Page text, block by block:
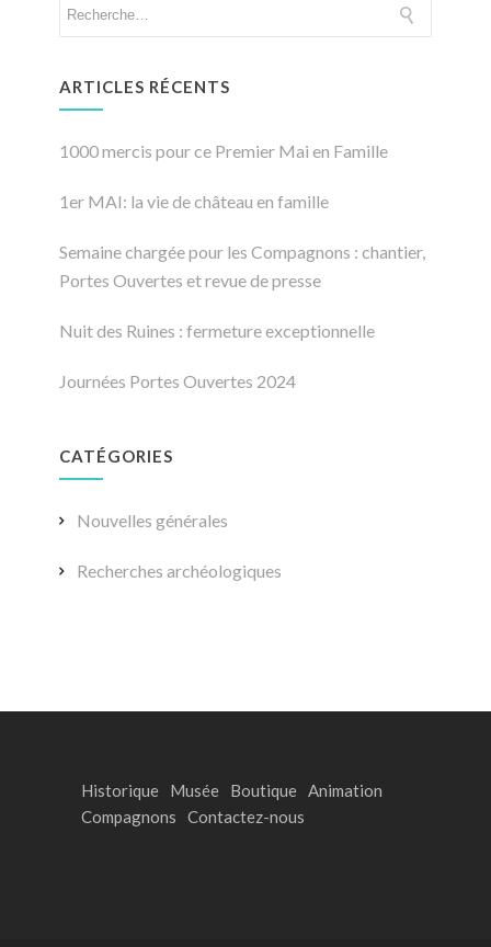
ARTICLES RÉCENTS
1000 mercis pour ce Premier Mai en Famille
1er MAI: la vie de château en famille
Semaine chargée pour les Compagnons : chantier,
Portes Ouvertes et revue de presse
Nuit des Ruines : fermeture exceptionnelle
Journées Portes Ouvertes 2024
CATÉGORIES
Nouvelles générales
Recherches archéologiques
Historique Musée Boutique
Animation
Compagnons
Contactez-nous